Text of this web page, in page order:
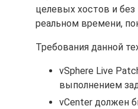
целевых хостов и
реальном времени,
Требования данной
vSphere Live
выполнением
vCenter должен